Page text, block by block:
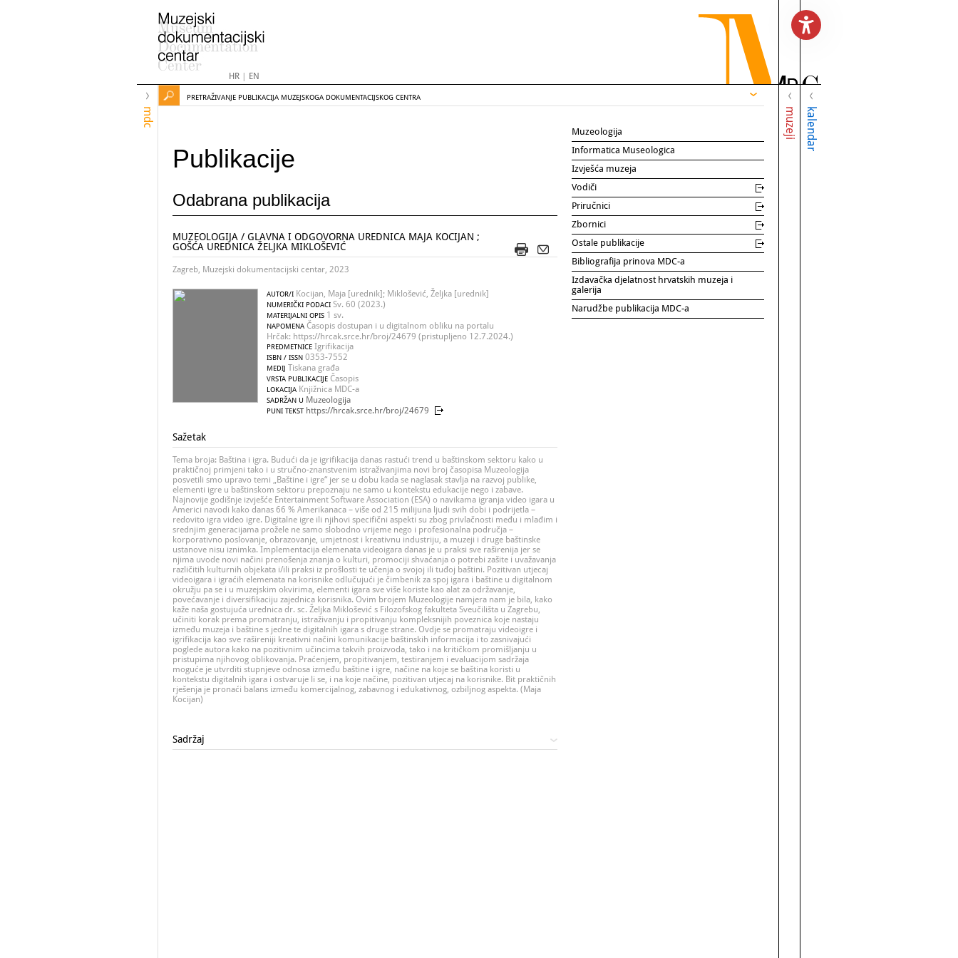
HR| EN
mdc muzeji kalendar
PRETRAŽIVANJE PUBLIKACIJA MUZEJSKOGA DOKUMENTACIJSKOG CENTRA
Publikacije
Odabrana publikacija
MUZEOLOGIJA / GLAVNA I ODGOVORNA UREDNICA MAJA KOCIJAN ;
GOŠĆA UREDNICA ŽELJKA MIKLOŠEVIĆ
Zagreb, Muzejski dokumentacijski centar, 2023
AUTOR/I Kocijan, Maja [urednik]; Miklošević, Željka [urednik]
NUMERIČKI PODACI Sv. 60 (2023.)
MATERIJALNI OPIS 1 sv.
NAPOMENA Časopis dostupan i u digitalnom obliku na portalu
Hrčak: https://hrcak.srce.hr/broj/24679 (pristupljeno 12.7.2024.)
PREDMETNICE Igrifikacija
ISBN / ISSN 0353-7552
MEDIJ Tiskana građa
VRSTA PUBLIKACIJE Časopis
LOKACIJA Knjižnica MDC-a
SADRŽAN U Muzeologija
PUNI TEKST https://hrcak.srce.hr/broj/24679
Sažetak
Tema broja: Baština i igra. Budući da je igrifikacija danas rastući trend u baštinskom sektoru kako u
praktičnoj primjeni tako i u stručno-znanstvenim istraživanjima novi broj časopisa Muzeologija
posvetili smo upravo temi „Baštine i igre“ jer se u dobu kada se naglasak stavlja na razvoj publike,
elementi igre u baštinskom sektoru prepoznaju ne samo u kontekstu edukacije nego i zabave.
Najnovije godišnje izvješće Entertainment Software Association (ESA) o navikama igranja video igara u
Americi navodi kako danas 66 % Amerikanaca – više od 215 milijuna ljudi svih dobi i podrijetla –
redovito igra video igre. Digitalne igre ili njihovi specifični aspekti su zbog privlačnosti među i mlađim i
srednjim generacijama prožele ne samo slobodno vrijeme nego i profesionalna područja –
korporativno poslovanje, obrazovanje, umjetnost i kreativnu industriju, a muzeji i druge baštinske
ustanove nisu iznimka. Implementacija elemenata videoigara danas je u praksi sve raširenija jer se
njima uvode novi načini prenošenja znanja o kulturi, promociji shvaćanja o potrebi zašite i uvažavanja
različitih kulturnih objekata i/ili praksi iz prošlosti te učenja o svojoj ili tuđoj baštini. Pozitivan utjecaj
videoigara i igraćih elemenata na korisnike odlučujući je čimbenik za spoj igara i baštine u digitalnom
okružju pa se i u muzejskim okvirima, elementi igara sve više koriste kao alat za održavanje,
povećavanje i diversifikaciju zajednica korisnika. Ovim brojem Muzeologije namjera nam je bila, kako
kaže naša gostujuća urednica dr. sc. Željka Miklošević s Filozofskog fakulteta Sveučilišta u Zagrebu,
učiniti korak prema promatranju, istraživanju i propitivanju kompleksnijih poveznica koje nastaju
između muzeja i baštine s jedne te digitalnih igara s druge strane. Ovdje se promatraju videoigre i
igrifikacija kao sve rašireniji kreativni načini komunikacije baštinskih informacija i to zasnivajući
poglede autora kako na pozitivnim učincima takvih proizvoda, tako i na kritičkom promišljanju u
pristupima njihovog oblikovanja. Praćenjem, propitivanjem, testiranjem i evaluacijom sadržaja
moguće je utvrditi stupnjeve odnosa između baštine i igre, načine na koje se baština koristi u
kontekstu digitalnih igara i ostvaruje li se, i na koje načine, pozitivan utjecaj na korisnike. Bit praktičnih
rješenja je pronaći balans između komercijalnog, zabavnog i edukativnog, ozbiljnog aspekta. (Maja
Kocijan)
Sadržaj
Muzeologija
Informatica Museologica
Izvješća muzeja
Vodiči
Priručnici
Zbornici
Ostale publikacije
Bibliografija prinova MDC-a
Izdavačka djelatnost hrvatskih muzeja i
galerija
Narudžbe publikacija MDC-a